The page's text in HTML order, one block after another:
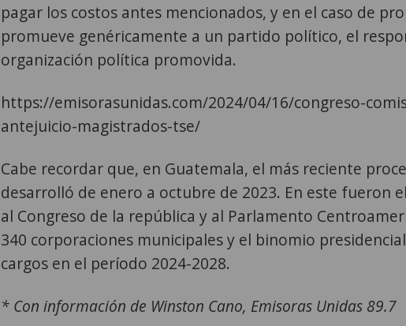
pagar los costos antes mencionados, y en el caso de
promueve genéricamente a un partido político, el
organización política promovida.
https://emisorasunidas.com/2024/04/16/congreso-
antejuicio-magistrados-tse/
Cabe recordar que, en Guatemala, el más reciente
desarrolló de enero a octubre de 2023. En este fueron
al Congreso de la república y al Parlamento
340 corporaciones municipales y el binomio
cargos en el período 2024-2028.
* Con información de Winston Cano, Emisoras Unidas 89.7